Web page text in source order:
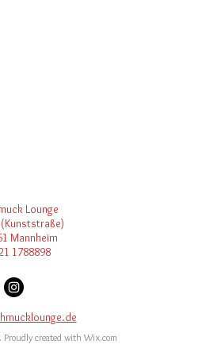
Lounge
Mannheim
1788898
created with Wix.com